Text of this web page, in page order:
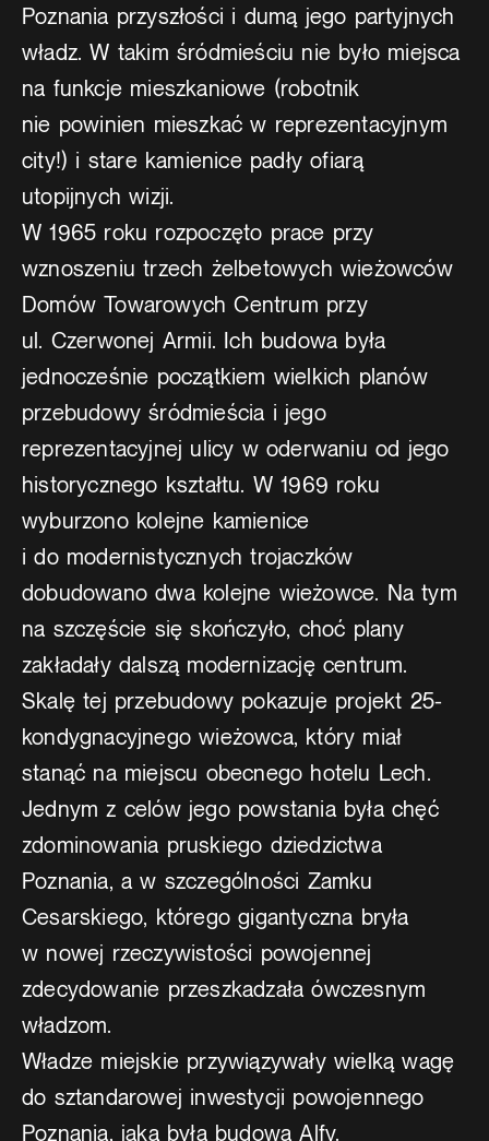
Poznania przyszłości i dumą jego partyjnych
władz. W takim śródmieściu nie było miejsca
na funkcje mieszkaniowe (robotnik
nie powinien mieszkać w reprezentacyjnym
city!) i stare kamienice padły ofiarą
utopijnych wizji.
W 1965 roku rozpoczęto prace przy
wznoszeniu trzech żelbetowych wieżowców
Domów Towarowych Centrum przy
ul. Czerwonej Armii. Ich budowa była
jednocześnie początkiem wielkich planów
przebudowy śródmieścia i jego
reprezentacyjnej ulicy w oderwaniu od jego
historycznego kształtu. W 1969 roku
wyburzono kolejne kamienice
i do modernistycznych trojaczków
dobudowano dwa kolejne wieżowce. Na tym
na szczęście się skończyło, choć plany
zakładały dalszą modernizację centrum.
Skalę tej przebudowy pokazuje projekt 25-
kondygnacyjnego wieżowca, który miał
stanąć na miejscu obecnego hotelu Lech.
Jednym z celów jego powstania była chęć
zdominowania pruskiego dziedzictwa
Poznania, a w szczególności Zamku
Cesarskiego, którego gigantyczna bryła
w nowej rzeczywistości powojennej
zdecydowanie przeszkadzała ówczesnym
władzom.
Władze miejskie przywiązywały wielką wagę
do sztandarowej inwestycji powojennego
Poznania, jaką była budowa Alfy.